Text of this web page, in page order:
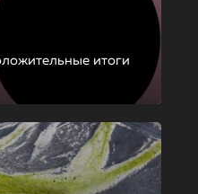
итоги